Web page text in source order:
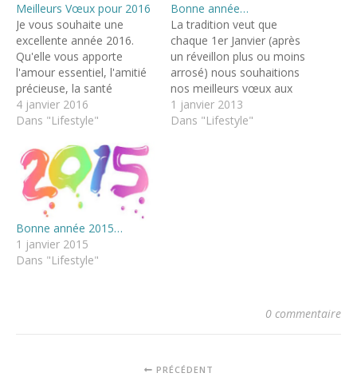
Meilleurs Vœux pour 2016
Je vous souhaite une
excellente année 2016.
Qu'elle vous apporte
l'amour essentiel, l'amitié
précieuse, la santé
indispensable le bonheur
vital et la réalisation de
2015 à été l'année du
changement pour le blog
J'ai fêté mes 40 ans,
entourée des gens que
j'aime. Une…
4 janvier 2016
Dans "Lifestyle"
Bonne année…
La tradition veut que
chaque 1er Janvier (après
un réveillon plus ou moins
arrosé) nous souhaitions
nos meilleurs vœux aux
gens qui nous entourent,
que nous aimons. Avec ce
1 janvier 2013
Dans "Lifestyle"
Bonne année 2015…
1 janvier 2015
Dans "Lifestyle"
0 commentaire
PRÉCÉDENT